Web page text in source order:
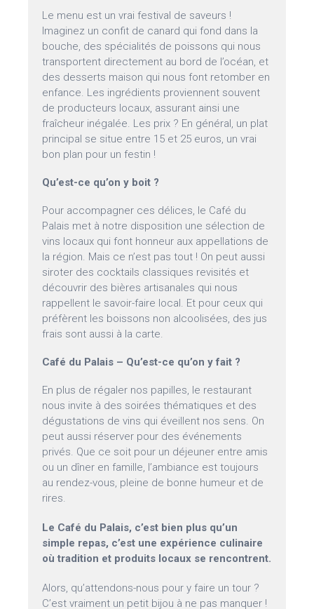
Le menu est un vrai festival de saveurs !
Imaginez un confit de canard qui fond dans la
bouche, des spécialités de poissons qui nous
transportent directement au bord de l’océan, et
des desserts maison qui nous font retomber en
enfance. Les ingrédients proviennent souvent
de producteurs locaux, assurant ainsi une
fraîcheur inégalée. Les prix ? En général, un plat
principal se situe entre 15 et 25 euros, un vrai
bon plan pour un festin !
Qu’est-ce qu’on y boit ?
Pour accompagner ces délices, le Café du
Palais met à notre disposition une sélection de
vins locaux qui font honneur aux appellations de
la région. Mais ce n’est pas tout ! On peut aussi
siroter des cocktails classiques revisités et
découvrir des bières artisanales qui nous
rappellent le savoir-faire local. Et pour ceux qui
préfèrent les boissons non alcoolisées, des jus
frais sont aussi à la carte.
Café du Palais – Qu’est-ce qu’on y fait ?
En plus de régaler nos papilles, le restaurant
nous invite à des soirées thématiques et des
dégustations de vins qui éveillent nos sens. On
peut aussi réserver pour des événements
privés. Que ce soit pour un déjeuner entre amis
ou un dîner en famille, l’ambiance est toujours
au rendez-vous, pleine de bonne humeur et de
rires.
Le Café du Palais, c’est bien plus qu’un
simple repas, c’est une expérience culinaire
où tradition et produits locaux se rencontrent.
Alors, qu’attendons-nous pour y faire un tour ?
C’est vraiment un petit bijou à ne pas manquer !